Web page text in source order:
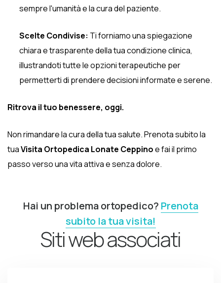
sempre l'umanità e la cura del paziente.
Scelte Condivise: Ti forniamo una spiegazione
chiara e trasparente della tua condizione clinica,
illustrandoti tutte le opzioni terapeutiche per
permetterti di prendere decisioni informate e serene.
Ritrova il tuo benessere, oggi.
Non rimandare la cura della tua salute. Prenota subito la
tuaVisita Ortopedica Lonate Ceppinoe fai il primo
passo verso una vita attiva e senza dolore.
Hai un problema ortopedico? Prenota
subito la tua visita!
Siti web associati